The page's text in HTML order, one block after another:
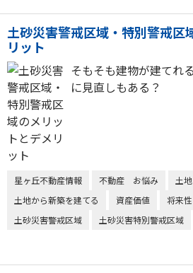
土砂災害警戒区域・特別警戒区
リット
そもそも建物が建てれ
に見直しもある？
星ヶ丘不動産情報 不動産 お悩み 土地
土地から新築を建てる
資産価値 将来性
土砂災害警戒区域
土砂災害特別警戒区域